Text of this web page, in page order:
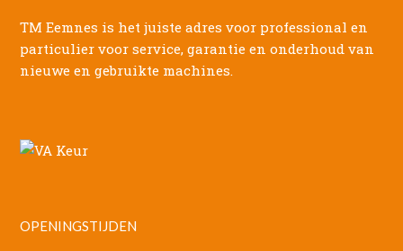
TM Eemnes is het juiste adres voor professional en
particulier voor service, garantie en onderhoud van
nieuwe en gebruikte machines.
OPENINGSTIJDEN